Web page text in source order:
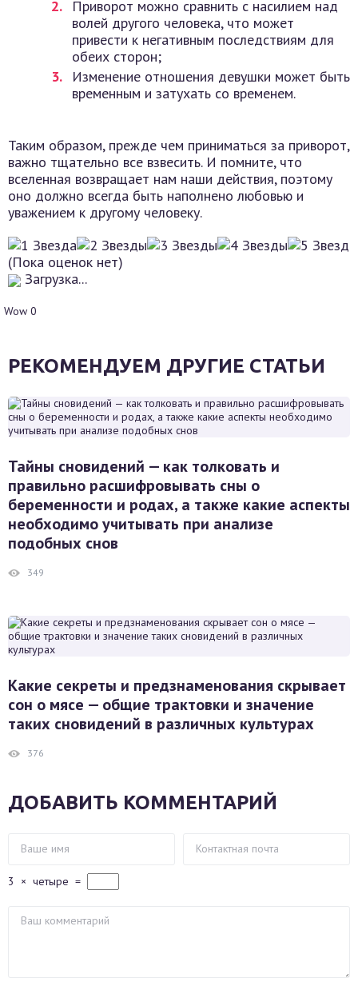
Приворот можно сравнить с насилием над
волей другого человека, что может
привести к негативным последствиям для
обеих сторон;
Изменение отношения девушки может быть
временным и затухать со временем.
Таким образом, прежде чем приниматься за приворот,
важно тщательно все взвесить. И помните, что
вселенная возвращает нам наши действия, поэтому
оно должно всегда быть наполнено любовью и
уважением к другому человеку.
(Пока оценок нет)
Загрузка...
Wow 0
РЕКОМЕНДУЕМ ДРУГИЕ СТАТЬИ
Тайны сновидений — как толковать и
правильно расшифровывать сны о
беременности и родах, а также какие аспекты
необходимо учитывать при анализе
подобных снов
349
Какие секреты и предзнаменования скрывает
сон о мясе — общие трактовки и значение
таких сновидений в различных культурах
376
ДОБАВИТЬ КОММЕНТАРИЙ
3 × четыре =